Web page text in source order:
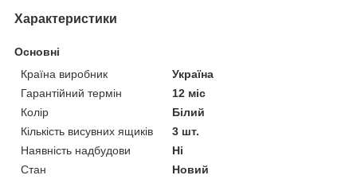
Характеристики
Основні
Країна виробник
Україна
Гарантійний термін
12 міс
Колір
Білий
Кількість висувних ящиків
3 шт.
Наявність надбудови
Ні
Стан
Новий